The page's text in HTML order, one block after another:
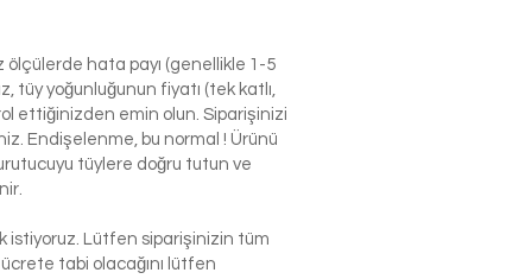
ölçülerde hata payı (genellikle 1-5
tüy yoğunluğunun fiyatı (tek katlı,
ettiğinizden emin olun. Siparişinizi
Endişelenme, bu normal ! Ürünü
tüylere doğru tutun ve
istiyoruz. Lütfen siparişinizin tüm
tabi olacağını lütfen